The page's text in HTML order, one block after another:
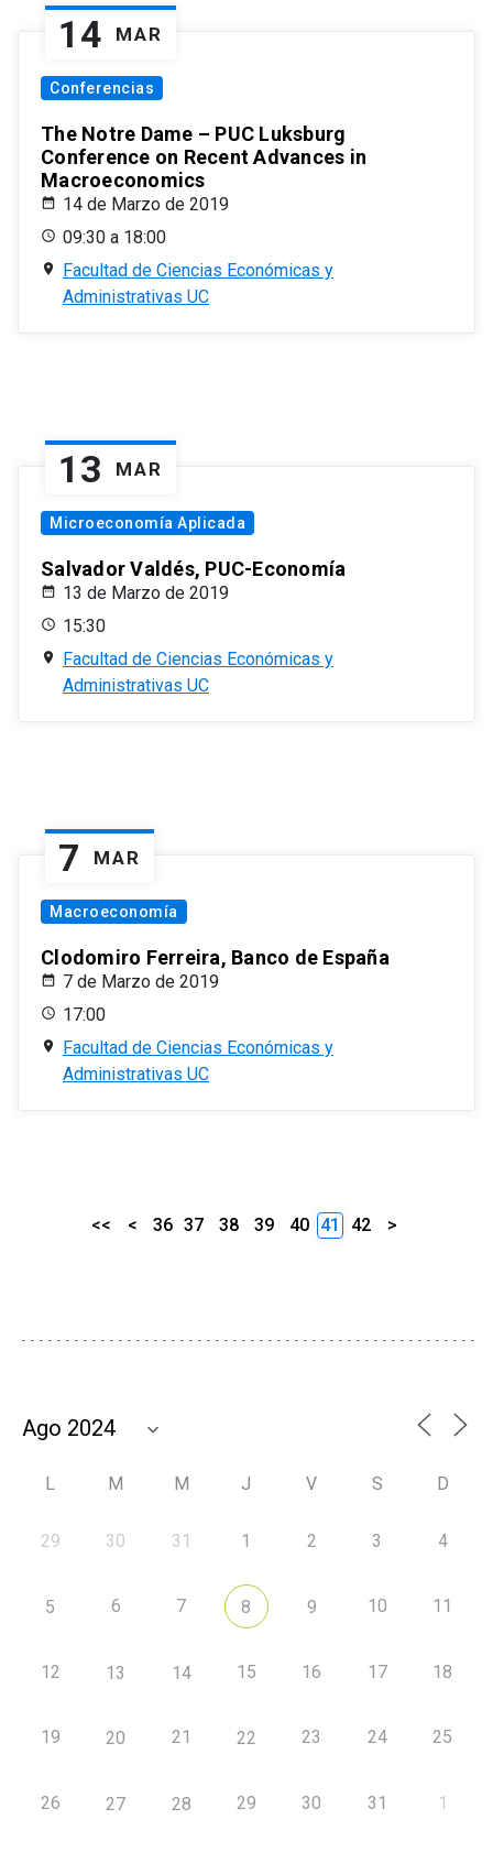
14 MAR
Conferencias
The Notre Dame – PUC Luksburg
Conference on Recent Advances in
Macroeconomics
14 de Marzo de 2019
09:30 a 18:00
Facultad de Ciencias Económicas y
Administrativas UC
13 MAR
Microeconomía Aplicada
Salvador Valdés, PUC-Economía
13 de Marzo de 2019
15:30
Facultad de Ciencias Económicas y
Administrativas UC
7 MAR
Macroeconomía
Clodomiro Ferreira, Banco de España
7 de Marzo de 2019
17:00
Facultad de Ciencias Económicas y
Administrativas UC
<< < 36 37 38 39 40 41 42 >
L M M J V S D
29 30 31 1 2 3 4
5 6 7 8 9 10 11
12 13 14 15 16 17 18
19 20 21 22 23 24 25
26 27 28 29 30 31 1